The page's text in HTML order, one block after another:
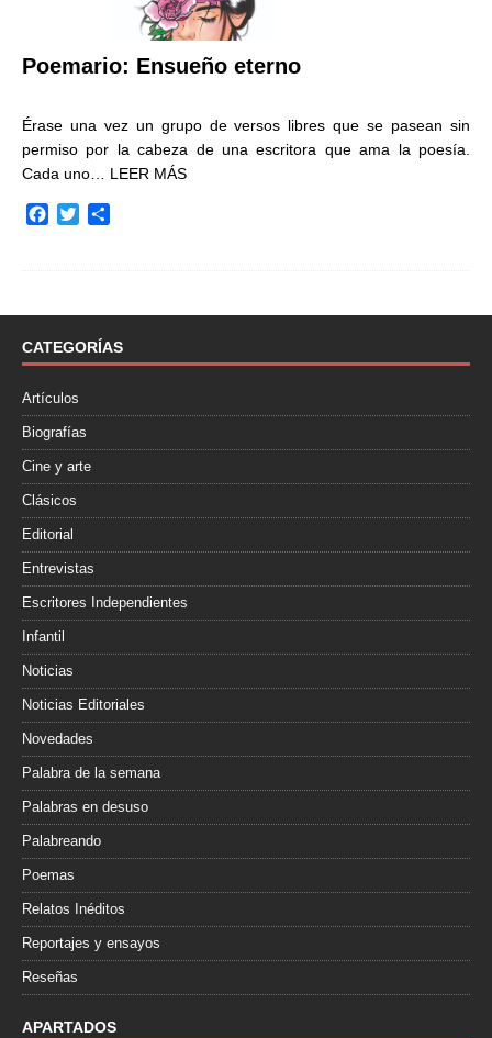
Poemario: Ensueño eterno
Érase una vez un grupo de versos libres que se pasean sin
permiso por la cabeza de una escritora que ama la poesía.
Cada uno… LEER MÁS
o
k
r
t
i
CATEGORÍAS
Artículos
Biografías
Cine y arte
Clásicos
Editorial
Entrevistas
Escritores Independientes
Infantil
Noticias
Noticias Editoriales
Novedades
Palabra de la semana
Palabras en desuso
Palabreando
Poemas
Relatos Inéditos
Reportajes y ensayos
Reseñas
APARTADOS